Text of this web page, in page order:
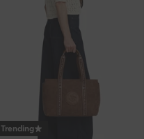
Trending